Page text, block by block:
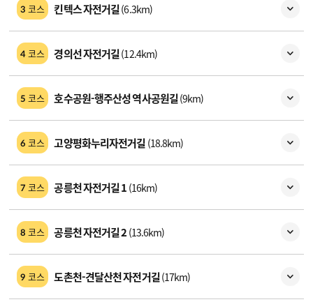
3 코스 킨텍스 자전거길(6.3km)
4 코스 경의선 자전거길(12.4km)
5 코스 호수공원-행주산성 역사공원길(9km)
6 코스 고양평화누리자전거길 (18.8km)
7 코스 공릉천 자전거길 1 (16km)
8 코스 공릉천 자전거길 2 (13.6km)
9 코스 도촌천-견달산천 자전거길(17km)